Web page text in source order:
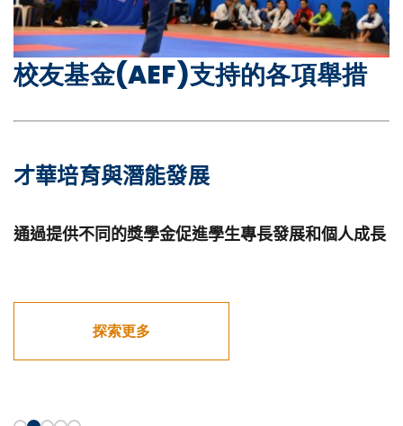
校友基金(AEF)支持的各項舉措
才華培育與潛能發展
通過提供不同的獎學金促進學生專長發展和個人成長
探索更多